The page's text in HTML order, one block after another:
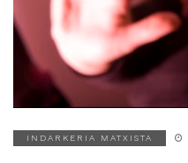
INDARKERIA MATXISTA